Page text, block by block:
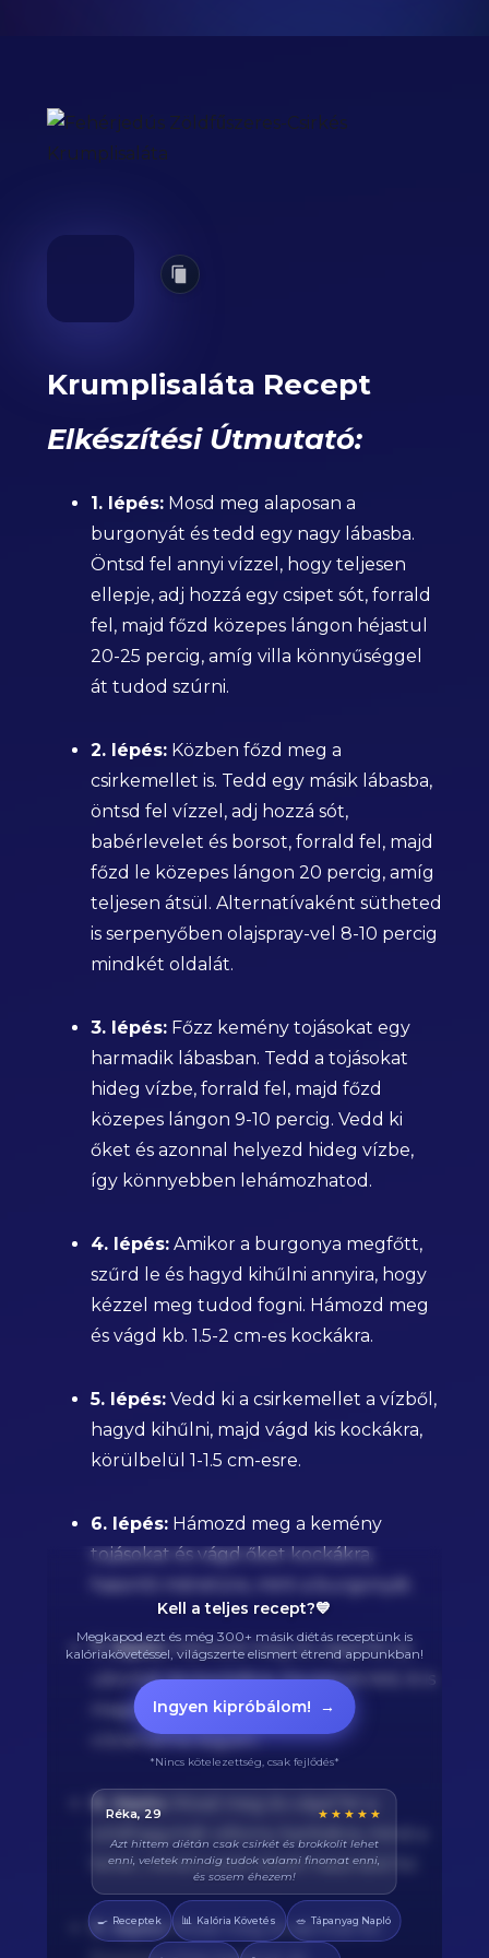
Krumplisaláta Recept
Elkészítési Útmutató:
1. lépés:Mosd meg alaposan a
burgonyát és tedd egy nagy lábasba.
Öntsd fel annyi vízzel, hogy teljesen
ellepje, adj hozzá egy csipet sót, forrald
fel, majd főzd közepes lángon héjastul
20-25 percig, amíg villa könnyűséggel
át tudod szúrni.
2. lépés:Közben főzd meg a
csirkemellet is. Tedd egy másik lábasba,
öntsd fel vízzel, adj hozzá sót,
babérlevelet és borsot, forrald fel, majd
főzd le közepes lángon 20 percig, amíg
teljesen átsül. Alternatívaként sütheted
is serpenyőben olajspray-vel 8-10 percig
mindkét oldalát.
3. lépés:Főzz kemény tojásokat egy
harmadik lábasban. Tedd a tojásokat
hideg vízbe, forrald fel, majd főzd
közepes lángon 9-10 percig. Vedd ki
őket és azonnal helyezd hideg vízbe,
így könnyebben lehámozhatod.
4. lépés:Amikor a burgonya megfőtt,
szűrd le és hagyd kihűlni annyira, hogy
kézzel meg tudod fogni. Hámozd meg
és vágd kb. 1.5-2 cm-es kockákra.
5. lépés:Vedd ki a csirkemellet a vízből,
hagyd kihűlni, majd vágd kis kockákra,
körülbelül 1-1.5 cm-esre.
6. lépés:Hámozd meg a kemény
tojásokat és vágd őket kockákra,
7. lépés:Hámozd meg és vágd fel az
uborkát kis kockákra. Ha szeretnéd, ki is
magozhatod, hogy kevesebb
víztartalma legyen.
8. lépés:
fehér, mind a zöld részét használd fel.
9. lépés:Mosd meg és aprítsd fel
Kell a teljes recept?💙
Megkapod ezt és még 300+ másik diétás receptünk is
kalóriakövetéssel, világszerte elismert étrend appunkban!
Ingyen kipróbálom! →
*Nincs kötelezettség, csak fejlődés*
Balázs, 38 ★★★★★
Végre tudom pontosan mennyi fehérjét eszem
naponta. A kaloriaszámláló sokat segít, előtte
össze-vissza zabáltam...
🍳 Receptek 📊 Kalória Követés 🥗 Tápanyag Napló